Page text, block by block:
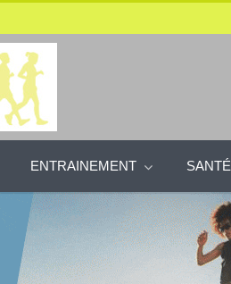
ENTRAINEMENT SANTÉ